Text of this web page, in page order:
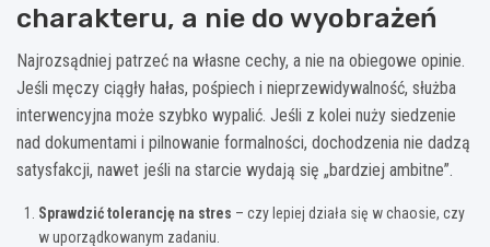
charakteru, a nie do wyobrażeń
Najrozsądniej patrzeć na własne cechy, a nie na obiegowe opinie.
Jeśli męczy ciągły hałas, pośpiech i nieprzewidywalność, służba
interwencyjna może szybko wypalić. Jeśli z kolei nuży siedzenie
nad dokumentami i pilnowanie formalności, dochodzenia nie dadzą
satysfakcji, nawet jeśli na starcie wydają się „bardziej ambitne”.
Sprawdzić tolerancję na stres – czy lepiej działa się w chaosie, czy
w uporządkowanym zadaniu.